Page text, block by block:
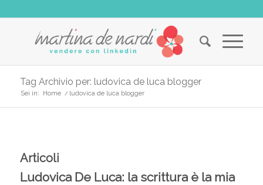
Tag Archivio per: ludovica de luca blogger
Sei in: Home / ludovica de luca blogger
Articoli
Ludovica De Luca: la scrittura è la mia